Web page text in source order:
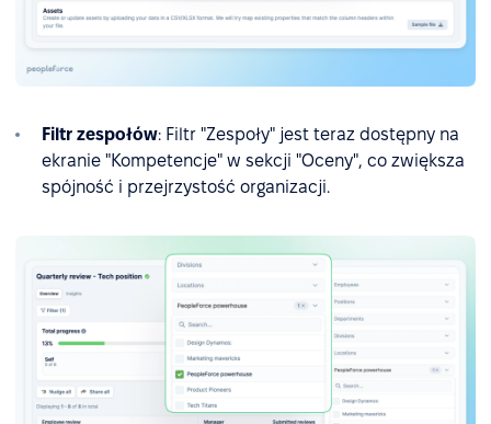
Filtr zespołów: Filtr "Zespoły" jest teraz dostępny na
ekranie "Kompetencje" w sekcji "Oceny", co zwiększa
spójność i przejrzystość organizacji.